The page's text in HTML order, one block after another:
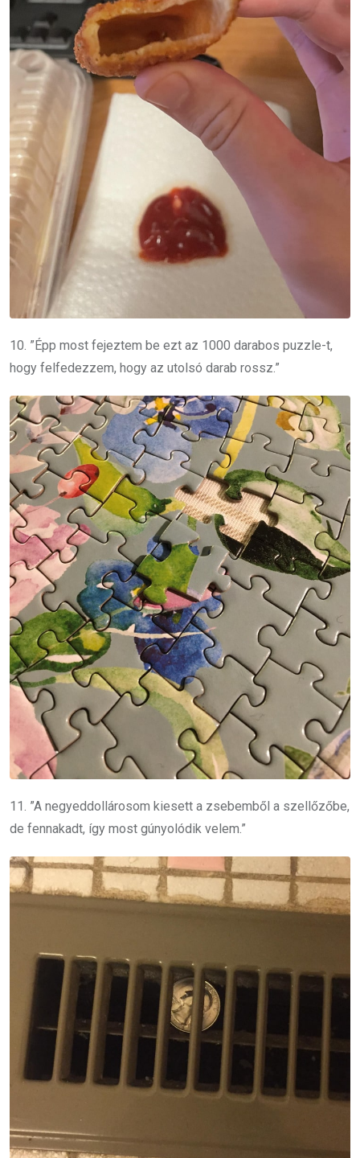
10. ”Épp most fejeztem be ezt az 1000 darabos puzzle-t,
hogy felfedezzem, hogy az utolsó darab rossz.”
11. ”A negyeddollárosom kiesett a zsebemből a szellőzőbe,
de fennakadt, így most gúnyolódik velem.”